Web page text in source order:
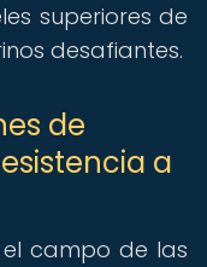
superiores de
desafiantes.
de
a
campo de las